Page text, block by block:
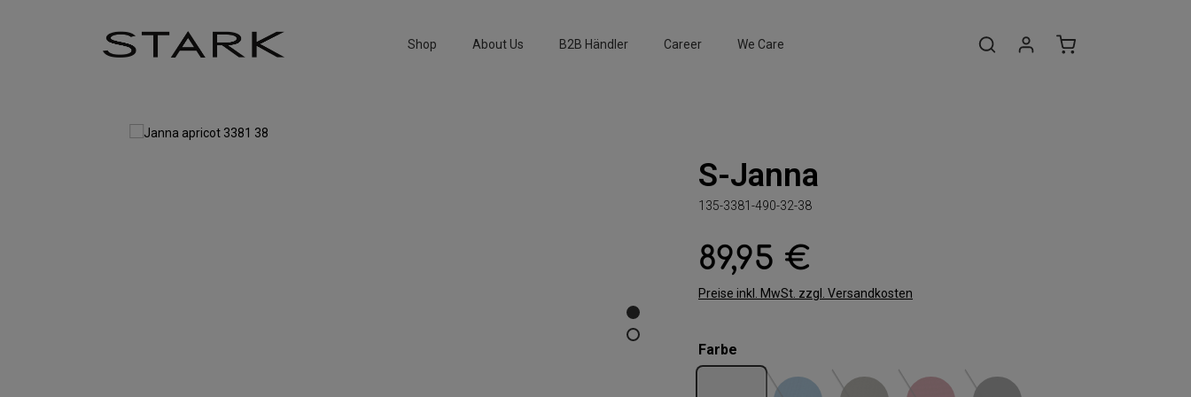
Shop
About Us B2B Händler Career We Care
S-Janna
135-3381-490-32-38
Regulärer Preis:
89,95 €
Preise inkl. MwSt. zzgl. Versandkosten
Farbe